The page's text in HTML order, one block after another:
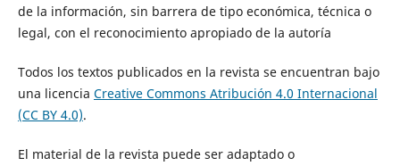
de la información, sin barrera de tipo económica, técnica o
legal, con el reconocimiento apropiado de la autoría
Todos los textos publicados en la revista se encuentran bajo
una licencia Creative Commons Atribución 4.0 Internacional
(CC BY 4.0).
El material de la revista puede ser adaptado o